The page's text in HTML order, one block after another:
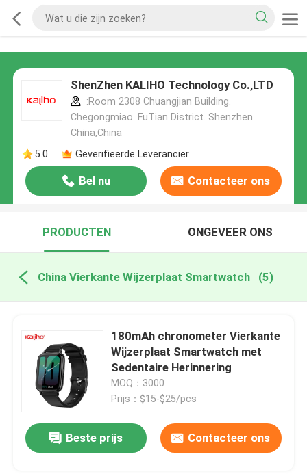
ShenZhen KALIHO Technology Co.,LTD
:Room 2308 Chuangjian Building.
Chegongmiao. FuTian District. Shenzhen.
China,China
5.0
Geverifieerde Leverancier
Bel nu Contacteer ons
PRODUCTEN ONGEVEER ONS
China Vierkante Wijzerplaat Smartwatch (5)
180mAh chronometer Vierkante
Wijzerplaat Smartwatch met
Sedentaire Herinnering
MOQ：3000
Prijs：$15-$25/pcs
Beste prijs Contacteer ons